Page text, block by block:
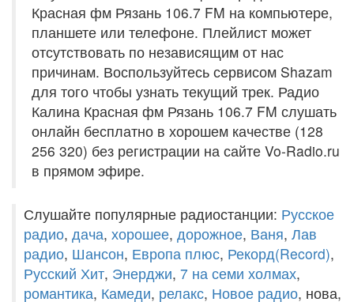
Красная фм Рязань 106.7 FM на компьютере,
планшете или телефоне. Плейлист может
отсутствовать по независящим от нас
причинам. Воспользуйтесь сервисом Shazam
для того чтобы узнать текущий трек. Радио
Калина Красная фм Рязань 106.7 FM слушать
онлайн бесплатно в хорошем качестве (128
256 320) без регистрации на сайте Vo-Radio.ru
в прямом эфире.
Слушайте популярные радиостанции: Русское
радио, дача, хорошее, дорожное, Ваня, Лав
радио, Шансон, Европа плюс, Рекорд(Record),
Русский Хит, Энерджи, 7 на семи холмах,
романтика, Камеди, релакс, Новое радио, нова,